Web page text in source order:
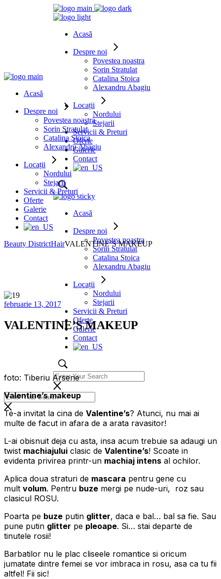
Acasă
Despre noi
Povestea noastra
Sorin Stratulat
Catalina Stoica
Alexandru Abagiu
Locații
Nordului
Stejarii
Servicii & Preturi
Oferte
Galerie
Contact
Acasă
Despre noi
Povestea noastra
Sorin Stratulat
Catalina Stoica
Alexandru Abagiu
Locații
Nordului
Stejarii
Servicii & Preturi
Oferte
Galerie
Contact
Acasă
Despre noi
Povestea noastra
Sorin Stratulat
Catalina Stoica
Alexandru Abagiu
Locații
Nordului
Stejarii
Servicii & Preturi
Oferte
Galerie
Contact
Beauty DistrictHairVALENTINE’S MAKEUP
februarie 13, 2017
VALENTINE’S MAKEUP
foto: Tiberiu Arsene
Valentine’s makeup
Te-a invitat la cina de Valentine’s? Atunci, nu mai ai
multe de facut in afara de a arata ravasitor!
L-ai obisnuit deja cu asta, insa acum trebuie sa adaugi un
twist machiajului clasic de Valentine’s! Scoate in
evidenta privirea printr-un machiaj intens al ochilor.
Aplica doua straturi de mascara pentru gene cu
mult volum. Pentru buze mergi pe nude-uri, roz sau
clasicul ROSU.
Poarta pe buze putin glitter, daca e bal… bal sa fie. Sau
pune putin glitter pe pleoape. Si… stai departe de
tinutele rosii!
Barbatilor nu le plac cliseele romantice si oricum
jumatate dintre femei se vor imbraca in rosu, asa ca tu fii
altfel! Fii sic!